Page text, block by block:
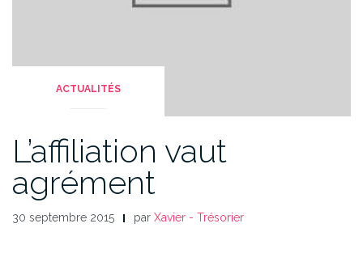
ACTUALITÉS
L’affiliation vaut
agrément
30 septembre 2015 par Xavier - Trésorier